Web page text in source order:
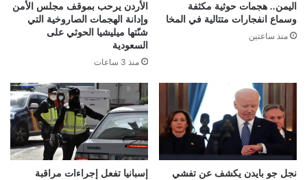
اليمن.. هجمات حوثية مكثفة
وسماع انفجارات متتالية في المخا
منذ ساعتين
الأردن يرحب بموقف مجلس الأمن
وإدانة الهجمات الصاروخية التي
شنّتها ميليشيا الحوثي على
السعودية
منذ 3 ساعات
نجل جو بايدن يكشف عن تفشي
إسبانيا تفعل إجراءات مراقبة